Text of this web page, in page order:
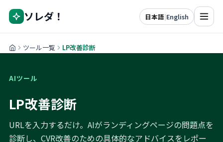
ソレダ！ 日本語|English
ツール一覧 LP改善診断
AIツール
LP改善診断
URLを入力するだけ。AIがランディングページの問題点を
診断し、CVR改善のための具体的なアドバイスをレポー